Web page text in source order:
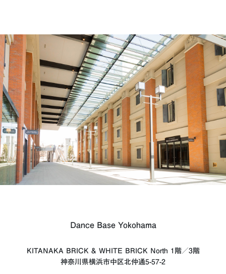
Dance Base Yokohama
KITANAKA BRICK & WHITE BRICK North 1階／3階
神奈川県横浜市中区北仲通5-57-2